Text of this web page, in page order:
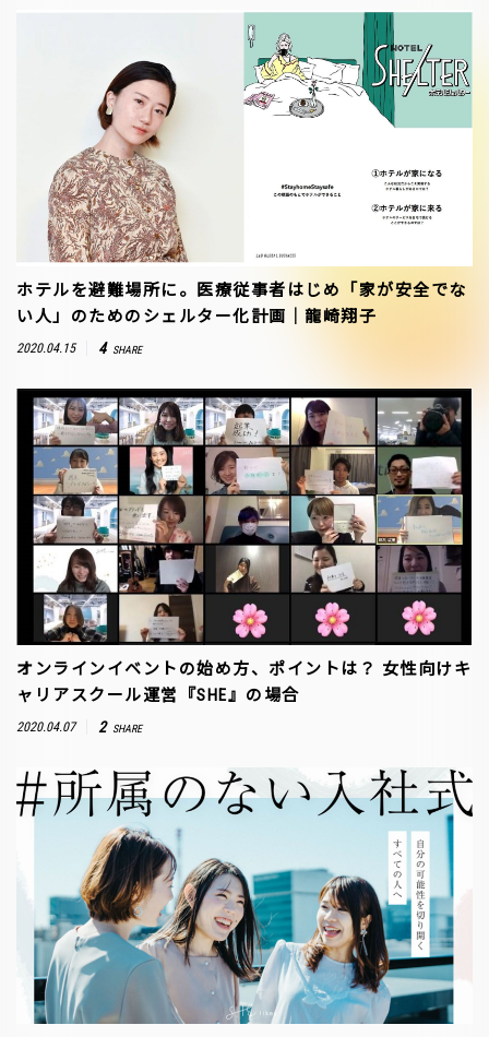
ホテルを避難場所に。医療従事者はじめ「家が安全でな
い人」のためのシェルター化計画│龍崎翔子
2020.04.15 4 SHARE
オンラインイベントの始め方、ポイントは？ 女性向けキ
ャリアスクール運営『SHE』の場合
2020.04.07 2 SHARE